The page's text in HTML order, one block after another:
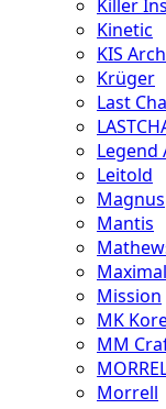
Killer
Kinetic
KIS
Krüger
Last
Legend
Leitold
Magnus
Mantis
Maximal
Mission
MK
MM
Morrell